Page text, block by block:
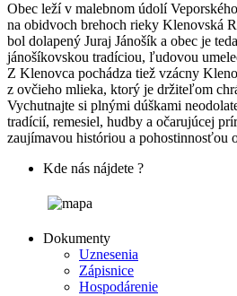
Obec leží v malebnom údolí
na obidvoch brehoch rieky Klenovská
bol dolapený Juraj Jánošík a obec je
jánošíkovskou tradíciou, ľudovou
Z Klenovca pochádza tiež vzácny
z ovčieho mlieka, ktorý je držiteľom
Vychutnajte si plnými dúškami
tradícií, remesiel, hudby a očarujúcej
zaujímavou históriou a pohostinnosťou
Kde nás nájdete ?
Dokumenty
Uznesenia
Zápisnice
Hospodárenie